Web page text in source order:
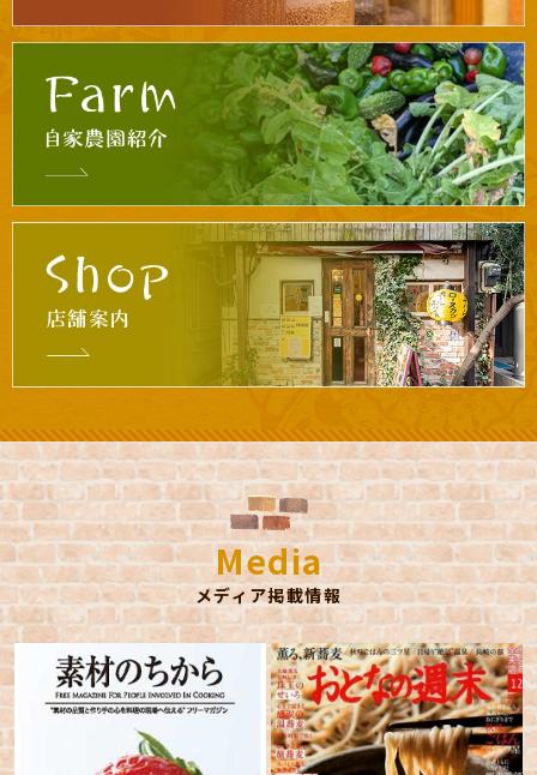
Media
メディア掲載情報